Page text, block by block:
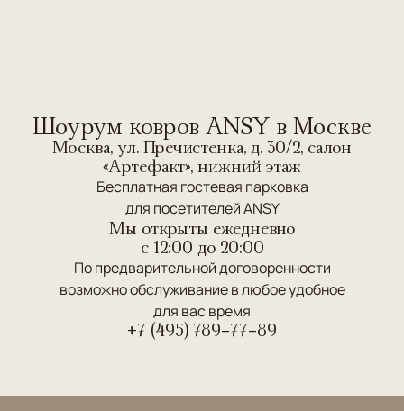
Шоурум ковров ANSY в Москве
Москва, ул. Пречистенка, д. 30/2, салон
«Артефакт», нижний этаж
Бесплатная гостевая парковка
для посетителей ANSY
Мы открыты ежедневно
c 12:00 до 20:00
По предварительной договоренности
возможно обслуживание в любое удобное
для вас время
+7 (495) 789-77-89